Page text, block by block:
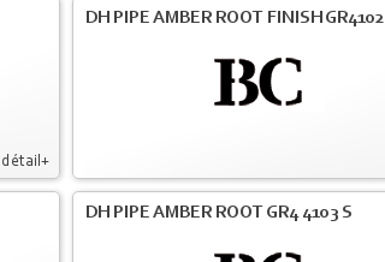
détail+
DH PIPE AMBER ROOT FINISH GR4102
DH PIPE AMBER ROOT GR4 4103 S